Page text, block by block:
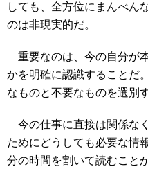
しても、全方位にまんべん
のは非現実的だ。
重要なのは、今の自分が
かを明確に認識することだ
なものと不要なものを選別
今の仕事に直接は関係な
ためにどうしても必要な情
分の時間を割いて読むこと